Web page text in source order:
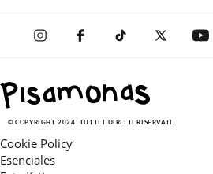
© COPYRIGHT 2024. TUTTI I DIRITTI RISERVATI.
Cookie Policy
Esenciales